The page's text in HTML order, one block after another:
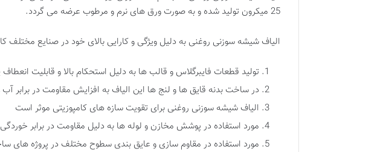
25 میکرون تولید شده و به صورت ورق های نرم و مرطوب عرضه می گردد.
الیاف شیشه سوزنی روغنی به دلیل ویژگی و کارایی بالای خود در صنایع مختلف
تولید قطعات فایبرگلاس و قالب ها به دلیل استحکام بالا و قابلیت انعطاف
در ساخت بدنه قایق ها و لنج ها این الیاف به افزایش مقاومت در برابر
الیاف شیشه سوزنی روغنی برای تقویت سازه های کامپوزیتی موثر است
مورد استفاده در پوشش مخازن و لوله ها به دلیل مقاومت در برابر
مورد استفاده در مقاوم سازی و عایق بندی سطوح مختلف در پروژه های